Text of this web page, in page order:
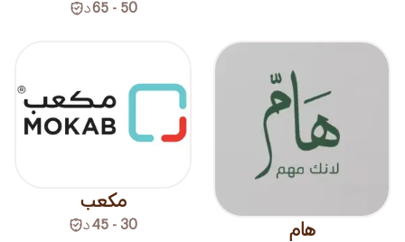
50 - 65 د
هام
مكعب
30 - 45 د